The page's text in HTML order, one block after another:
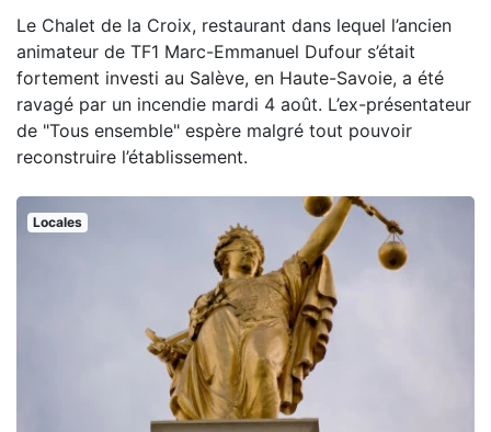
Le Chalet de la Croix, restaurant dans lequel l’ancien
animateur de TF1 Marc-Emmanuel Dufour s’était
fortement investi au Salève, en Haute-Savoie, a été
ravagé par un incendie mardi 4 août. L’ex-présentateur
de "Tous ensemble" espère malgré tout pouvoir
reconstruire l’établissement.
Locales